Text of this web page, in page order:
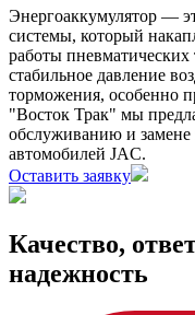
Энергоаккумулятор —
системы, который
работы
стабильное давление
торможения, особенно
"Восток Трак" мы
обслуживанию и замене
автомобилей JAC.
Оставить заявку
Качество,
надежность